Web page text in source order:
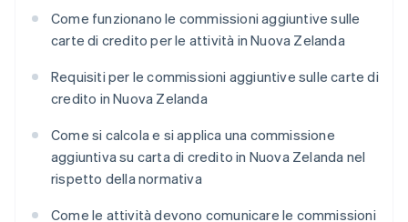
Come funzionano le commissioni aggiuntive sulle
carte di credito per le attività in Nuova Zelanda
Requisiti per le commissioni aggiuntive sulle carte di
credito in Nuova Zelanda
Come si calcola e si applica una commissione
aggiuntiva su carta di credito in Nuova Zelanda nel
rispetto della normativa
Come le attività devono comunicare le commissioni